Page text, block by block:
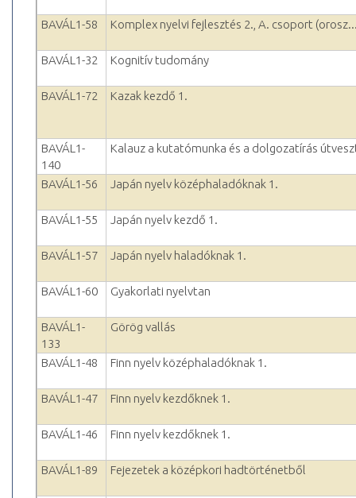
BAVÁL1-58 Komplex nyelvi fejlesztés 2., A. csoport
BAVÁL1-32 Kognitív tudomány
BAVÁL1-72 Kazak kezdő 1.
BAVÁL1-
140
Kalauz a kutatómunka és a dolgozatírás
BAVÁL1-56 Japán nyelv középhaladóknak 1.
BAVÁL1-55 Japán nyelv kezdő 1.
BAVÁL1-57 Japán nyelv haladóknak 1.
BAVÁL1-60 Gyakorlati nyelvtan
BAVÁL1-
133
Görög vallás
BAVÁL1-48 Finn nyelv középhaladóknak 1.
BAVÁL1-47 Finn nyelv kezdőknek 1.
BAVÁL1-46 Finn nyelv kezdőknek 1.
BAVÁL1-89 Fejezetek a középkori hadtörténetből